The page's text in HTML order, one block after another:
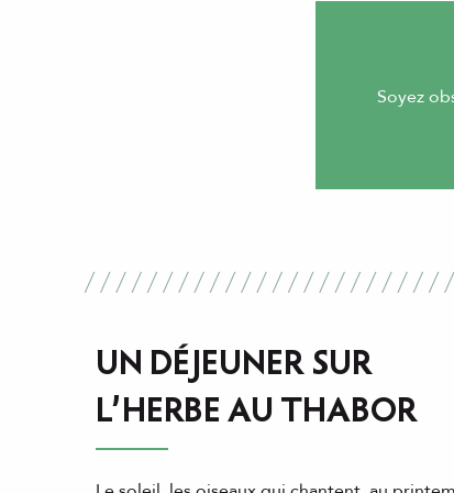
Soyez
UN DÉJEUNER SUR
L’HERBE AU THABOR